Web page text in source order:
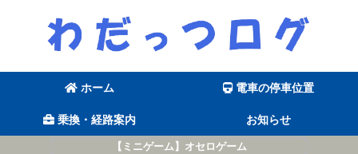
ホーム 電車の停車位置
乗換・経路案内 お知らせ
【ミニゲーム】オセロゲーム